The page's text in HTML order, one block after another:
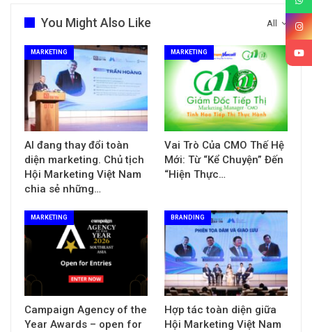
All
You Might Also Like
MARKETING
AI đang thay đổi toàn
diện marketing. Chủ tịch
Hội Marketing Việt Nam
chia sẻ những…
MARKETING
Vai Trò Của CMO Thế Hệ
Mới: Từ “Kể Chuyện” Đến
“Hiện Thực…
MARKETING
Campaign Agency of the
Year Awards – open for
BRANDING
Hợp tác toàn diện giữa
Hội Marketing Việt Nam